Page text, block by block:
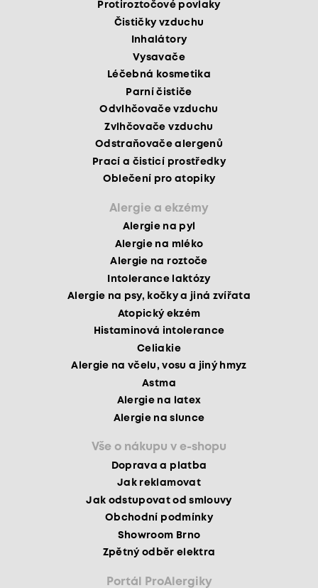
Protiroztočové povlaky
Čističky vzduchu
Inhalátory
Vysavače
Léčebná kosmetika
Parní čističe
Odvlhčovače vzduchu
Zvlhčovače vzduchu
Odstraňovače alergenů
Prací a čisticí prostředky
Oblečení pro atopiky
Alergie a ekzémy
Alergie na pyl
Alergie na mléko
Alergie na roztoče
Intolerance laktózy
Alergie na psy, kočky a jiná zvířata
Atopický ekzém
Histaminová intolerance
Celiakie
Alergie na včelu, vosu a jiný hmyz
Astma
Alergie na latex
Alergie na slunce
Vše o nákupu v e-shopu
Doprava a platba
Jak reklamovat
Jak odstupovat od smlouvy
Obchodní podmínky
Showroom Brno
Zpětný odběr elektra
Portál ProAlergiky